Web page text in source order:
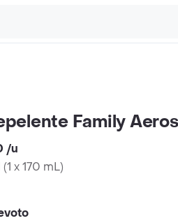
Family
/u
(1 x 170 mL)